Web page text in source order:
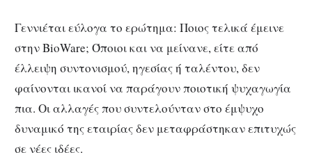
Γεννιέται εύλογα το ερώτημα: Ποιος τελικά έμεινε
στην BioWare; Όποιοι και να μείνανε, είτε από
έλλειψη συντονισμού, ηγεσίας ή ταλέντου, δεν
φαίνονται ικανοί να παράγουν ποιοτική ψυχαγωγία
πια. Οι αλλαγές που συντελούνταν στο έμψυχο
δυναμικό της εταιρίας δεν μεταφράστηκαν επιτυχώς
σε νέες ιδέες.